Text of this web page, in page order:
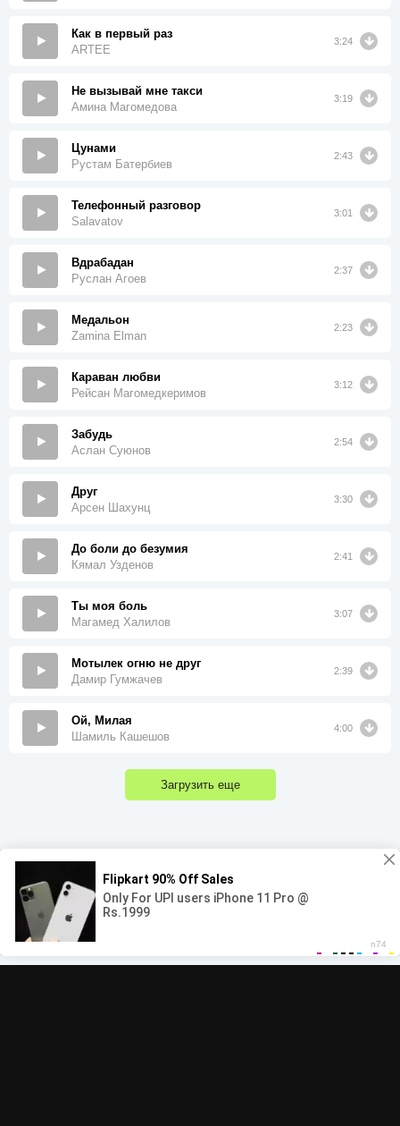
Как в первый раз
ARTEE
3:24
Не вызывай мне такси
Амина Магомедова
3:19
Цунами
Рустам Батербиев
2:43
Телефонный разговор
Salavatov
3:01
Вдрабадан
Руслан Агоев
2:37
Медальон
Zamina Elman
2:23
Караван любви
Рейсан Магомедкеримов
3:12
Забудь
Аслан Суюнов
2:54
Друг
Арсен Шахунц
3:30
До боли до безумия
Кямал Узденов
2:41
Ты моя боль
Магамед Халилов
3:07
Мотылек огню не друг
Дамир Гумжачев
2:39
Ой, Милая
Шамиль Кашешов
4:00
Загрузить еще
00:00